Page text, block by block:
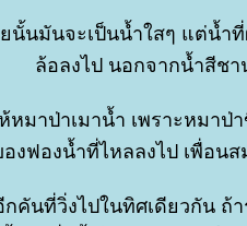
นั้นมันจะเป็นน้ำใสๆ แต่น้ำ
ล้อลงไป นอกจากน้ำสีช
มาป่าเมาน้ำ เพราะหมาป่
องฟองน้ำที่ไหลลงไป เพื่อ
คันที่วิ่งไปในทิศเดียวกัน ถ้